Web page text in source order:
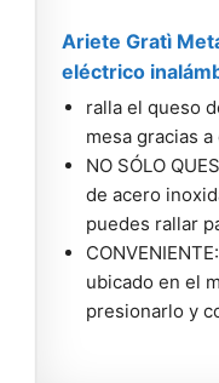
Ariete Gratì
eléctrico
ralla el queso
mesa gracias
NO SÓLO
de acero
puedes rallar
ubicado en el
presionarlo y